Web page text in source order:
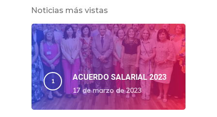
Noticias más vistas
ACUERDO SALARIAL 2023
17 de marzo de 2023